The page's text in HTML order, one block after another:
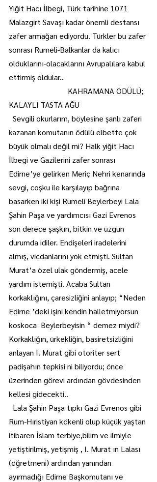
Yiğit Hacı İlbegi, Türk tarihine 1071
Malazgirt Savaşı kadar önemli destansı
zafer armağan ediyordu. Türkler bu zafer
sonrası Rumeli-Balkanlar da kalıcı
olduklarını-olacaklarını Avrupalılara kabul
ettirmiş oldular..
KAHRAMANA ÖDÜLÜ;
KALAYLI TASTA AĞU
Sevgili okurlarım, böylesine şanlı zaferi
kazanan komutanın ödülü elbette çok
büyük olmalı değil mi? Halk yiğit Hacı
İlbegi ve Gazilerini zafer sonrası
Edirne’ye gelirken Meriç Nehri kenarında
sevgi, coşku ile karşılayıp bağrına
basarken iki kişi Rumeli Beylerbeyi Lala
Şahin Paşa ve yardımcısı Gazi Evrenos
son derece şaşkın, bitkin ve üzgün
durumda idiler. Endişeleri iradelerini
almış, vicdanlarını yok etmişti. Sultan
Murat’a özel ulak göndermiş, acele
yardım istemişti. Acaba Sultan
korkaklığını, çaresizliğini anlayıp; “Neden
Edirne ’deki işini kendin halletmiyorsun
koskoca  Beylerbeyisin “ demez miydi?
Korkaklığın, ürkekliğin, basiretsizliğini
anlayan I. Murat gibi otoriter sert
padişahın tepkisi ni biliyordu; önce
üzerinden görevi ardından gövdesinden
kellesi gidecekti..
Lala Şahin Paşa tıpkı Gazi Evrenos gibi
Rum-Hıristiyan kökenli olup küçük yaştan
itibaren İslam terbiye,bilim ve ilmiyle
yetiştirilmiş, yetişmiş , I. Murat ın Lalası
(öğretmeni) ardından yanından
ayırmadığı Edirne Başkomutanı ve